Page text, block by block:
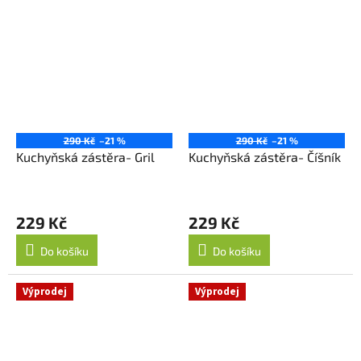
290 Kč –21 %
Kuchyňská zástěra- Gril
229 Kč
Do košíku
290 Kč –21 %
Kuchyňská zástěra- Číšník
229 Kč
Do košíku
Výprodej Výprodej